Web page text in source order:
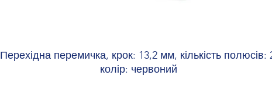
Перехідна перемичка, крок: 13,2 мм, кількість полюсів:
колір: червоний